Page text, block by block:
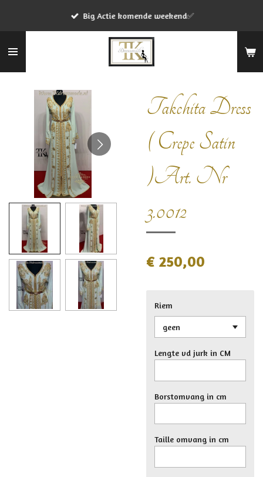
de
Big Actie komende weekend✅
Takchita Dress
( Crepe Satin
)Art. Nr
3.0012
€ 250,00
Riem
Lengte vd jurk in CM
Borstomvang in cm
Taille omvang in cm